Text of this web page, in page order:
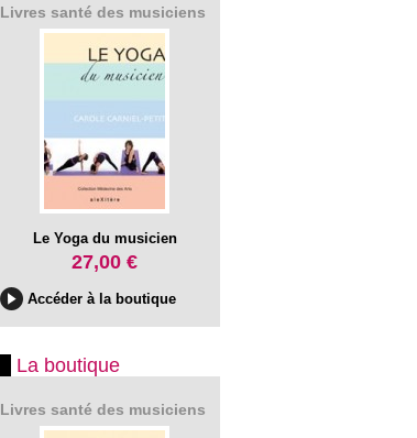
Livres santé des musiciens
Le Yoga du musicien
27,00 €
Accéder à la boutique
La boutique
Livres santé des musiciens